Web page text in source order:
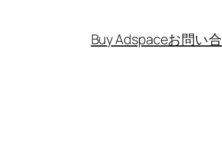
Buy Adspaceお問い